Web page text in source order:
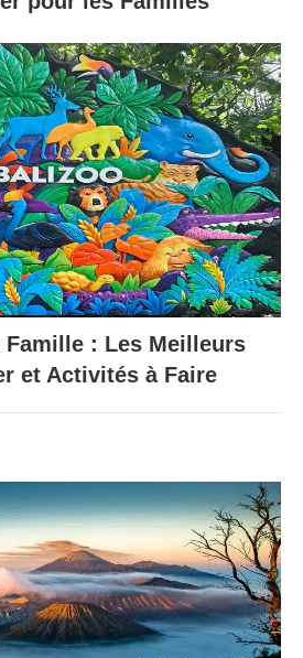
: Les Meilleurs
et Activités à Faire